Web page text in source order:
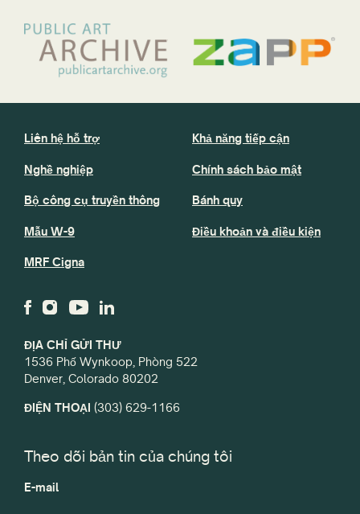
ĐỊA CHỈ GỬI THƯ
1536 Phố Wynkoop, Phòng 522
Denver, Colorado 80202
ĐIỆN THOẠI (303) 629-1166
Liên hệ hỗ trợ
Nghề nghiệp
Bộ công cụ truyền thông
Mẫu W-9
MRF Cigna
Khả năng tiếp cận
Chính sách bảo mật
Bánh quy
Điều khoản và điều kiện
Theo dõi bản tin của chúng tôi
E-mail